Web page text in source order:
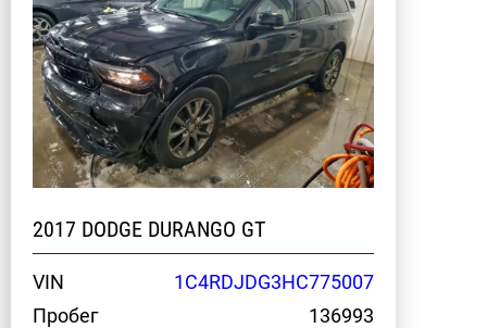
2017 DODGE DURANGO GT
VIN
1C4RDJDG3HC775007
Пробег
136993